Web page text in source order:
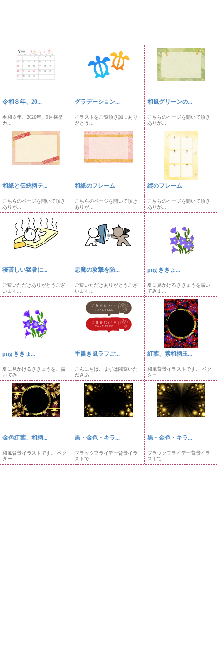
令和８年、20...
令和８年、2026年、9月横型
カ...
グラデーション...
イラストをご覧頂き誠にあり
がとう...
和風グリーンの...
こちらのページを開いて頂き
ありが...
和紙と伝統柄テ...
こちらのページを開いて頂き
ありが...
和紙のフレーム
こちらのページを開いて頂き
ありが...
縦のフレーム
こちらのページを開いて頂き
ありが...
寝苦しい猛暑に...
ご覧いただきありがとうござ
います...
悪魔の攻撃を防...
ご覧いただきありがとうござ
います...
png ききょ...
夏に見かけるききょうを描い
てみま...
png ききょ...
夏に見かけるききょうを、描
いてみ...
手書き風ラフご...
こんにちは。まずは閲覧いた
だきあ...
紅葉、紫和柄玉...
和風背景イラストです。 ベク
ター...
金色紅葉、和柄...
和風背景イラストです。 ベク
ター...
黒・金色・キラ...
ブラックフライデー背景イラ
ストで...
黒・金色・キラ...
ブラックフライデー背景イラ
ストで...